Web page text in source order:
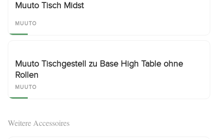
Muuto Tisch Midst
MUUTO
Muuto Tischgestell zu Base High Table ohne
Rollen
MUUTO
Weitere Accessoires